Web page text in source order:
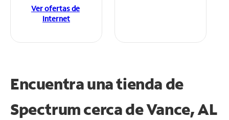
Ver ofertas de
Internet
Encuentra una tienda de
Spectrumcerca de Vance, AL